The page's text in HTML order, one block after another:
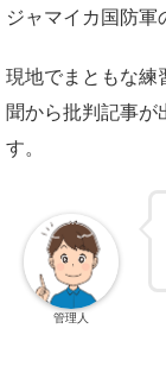
ジャマイカ国防軍
現地でまともな練
聞から批判記事が
す。
管理人